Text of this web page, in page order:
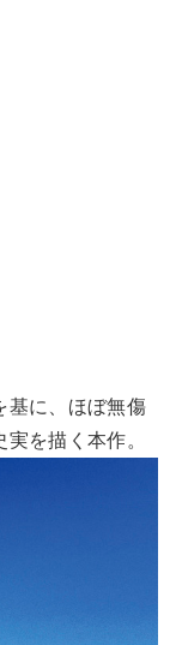
基に、ほぼ無傷
を描く本作。